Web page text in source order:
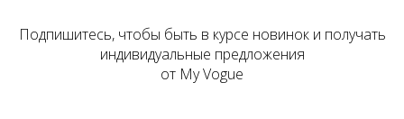
Подпишитесь, чтобы быть в курсе новинок и получать
индивидуальные предложения
от My Vogue